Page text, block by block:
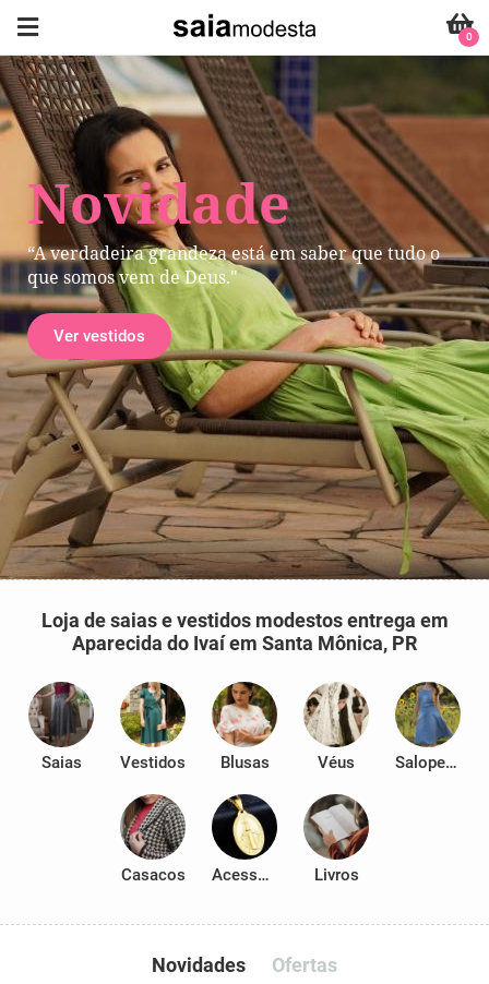
Novidade
“A verdadeira grandeza está em saber que tudo o
que somos vem de Deus."
Ver vestidos
0
Loja de saias e vestidos modestos entrega em
Aparecida do Ivaí em Santa Mônica, PR
Saias Vestidos Blusas Véus Salopetes
Casacos Acessórios Livros
Novidades Ofertas